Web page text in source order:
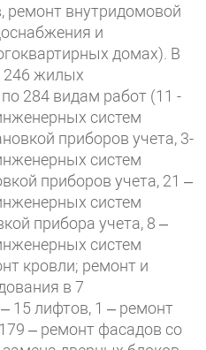
ремонт внутридомовой
и
домах). В
246 жилых
284 видам работ (11 -
систем
приборов учета, 3-
систем
приборов учета, 21 –
систем
прибора учета, 8 –
систем
кровли; ремонт и
в 7
15 лифтов, 1 – ремонт
– ремонт фасадов со